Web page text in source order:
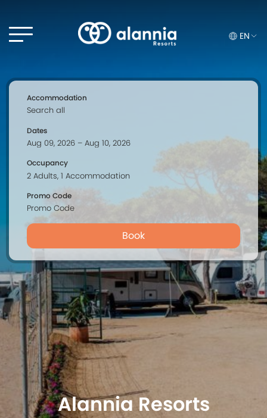
Alannia Resorts
EN
Accommodation
Dates
Occupancy
Promo Code
Book